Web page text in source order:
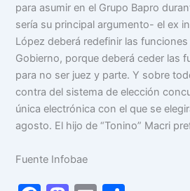
para asumir en el Grupo Bapro
sería su principal argumento- el ex
López deberá redefinir las
Gobierno, porque deberá ceder las
para no ser juez y parte. Y sobre
contra del sistema de elección
única electrónica con el que se
agosto. El hijo de “Tonino” Macri
Fuente Infobae